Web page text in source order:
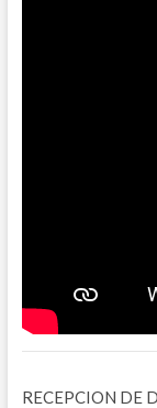
RECEPCION DE